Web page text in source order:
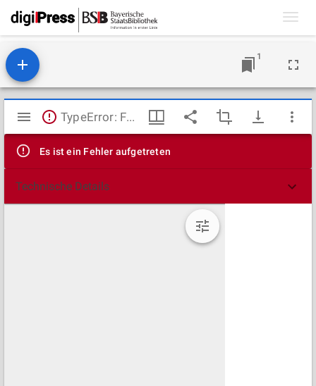
1
Mirador
Viewer
TypeError: Failed to fetch
Es ist ein Fehler aufgetreten
Technische Details